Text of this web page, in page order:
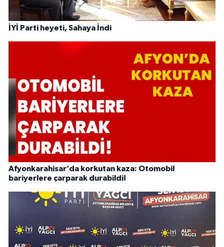
İYİ Parti heyeti, Sahaya İndi
Afyonkarahisar’da korkutan kaza: Otomobil
bariyerlere çarparak durabildi!